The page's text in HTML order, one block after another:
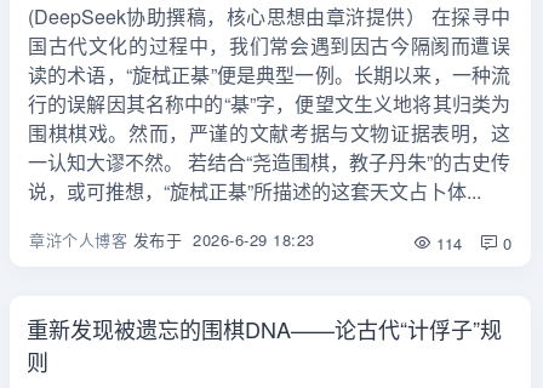
(DeepSeek协助撰稿，核心思想由章浒提供） 在探寻中
国古代文化的过程中，我们常会遇到因古今隔阂而遭误
读的术语，“旋栻正棊”便是典型一例。长期以来，一种流
行的误解因其名称中的“棊”字，便望文生义地将其归类为
围棋棋戏。然而，严谨的文献考据与文物证据表明，这
一认知大谬不然。 若结合“尧造围棋，教子丹朱”的古史传
说，或可推想，“旋栻正棊”所描述的这套天文占卜体...
章浒个人博客 发布于 2026-6-29 18:23 114 0
重新发现被遗忘的围棋DNA——论古代“计俘子”规
则